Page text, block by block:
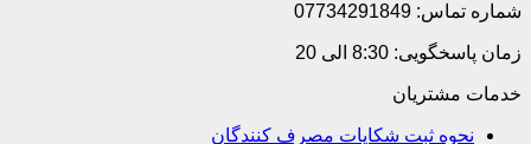
شماره تماس: 07734291849
زمان پاسخگویی: 8:30 الی 20
خدمات مشتریان
نحوه ثبت شکایات مصرف کنندگان